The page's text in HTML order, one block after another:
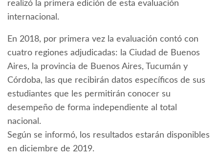
realizó la primera edición de esta evaluación
internacional.
En 2018, por primera vez la evaluación contó con
cuatro regiones adjudicadas: la Ciudad de Buenos
Aires, la provincia de Buenos Aires, Tucumán y
Córdoba, las que recibirán datos específicos de sus
estudiantes que les permitirán conocer su
desempeño de forma independiente al total
nacional.
Según se informó, los resultados estarán disponibles
en diciembre de 2019.